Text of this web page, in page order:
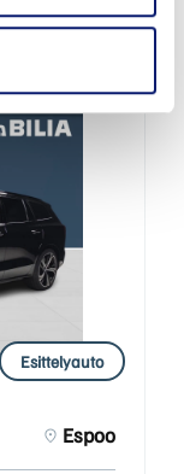
Esittelyauto
Espoo